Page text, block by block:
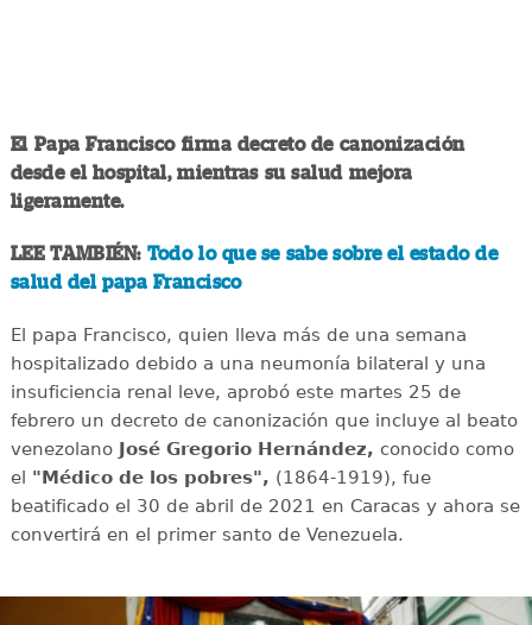
El Papa Francisco firma decreto de canonización
desde el hospital, mientras su salud mejora
ligeramente.
LEE TAMBIÉN: Todo lo que se sabe sobre el estado de
salud del papa Francisco
El papa Francisco, quien lleva más de una semana
hospitalizado debido a una neumonía bilateral y una
insuficiencia renal leve, aprobó este martes 25 de
febrero un decreto de canonización que incluye al beato
venezolano José Gregorio Hernández, conocido como
el "Médico de los pobres", (1864-1919), fue
beatificado el 30 de abril de 2021 en Caracas y ahora se
convertirá en el primer santo de Venezuela.